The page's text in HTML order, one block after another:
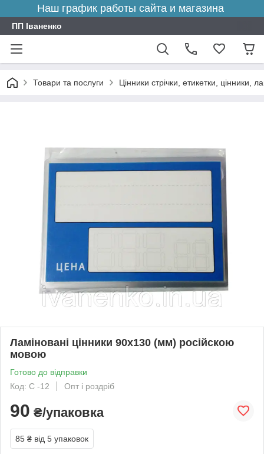
Наш график работы сайта и магазина
ПП Іваненко
Товари та послуги Цінники стрічки, етикетки, цінники,
Ламіновані цінники 90х130 (мм) російскою
мовою
Готово до відправки
Код: С -12
Опт і роздріб
90 ₴/упаковка
85 ₴ від 5 упаковок